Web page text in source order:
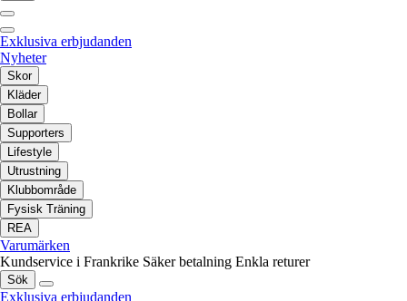
Exklusiva erbjudanden
Nyheter
Skor
Kläder
Bollar
Supporters
Lifestyle
Utrustning
Klubbområde
Fysisk Träning
REA
Varumärken
Kundservice i Frankrike Säker betalning Enkla returer
Sök
Exklusiva erbjudanden